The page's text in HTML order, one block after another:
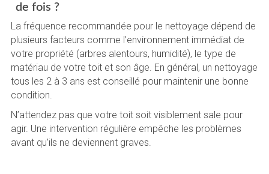
de fois ?
La fréquence recommandée pour le nettoyage dépend de
plusieurs facteurs comme l’environnement immédiat de
votre propriété (arbres alentours, humidité), le type de
matériau de votre toit et son âge. En général, un nettoyage
tous les 2 à 3 ans est conseillé pour maintenir une bonne
condition.
N’attendez pas que votre toit soit visiblement sale pour
agir. Une intervention régulière empêche les problèmes
avant qu’ils ne deviennent graves.